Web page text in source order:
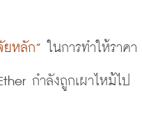
ยหลัก” ในการทำให้ราคา
กำลังถูกเผาไหม้ไป